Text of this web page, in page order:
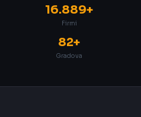
16.889+
Firmi
82+
Gradova